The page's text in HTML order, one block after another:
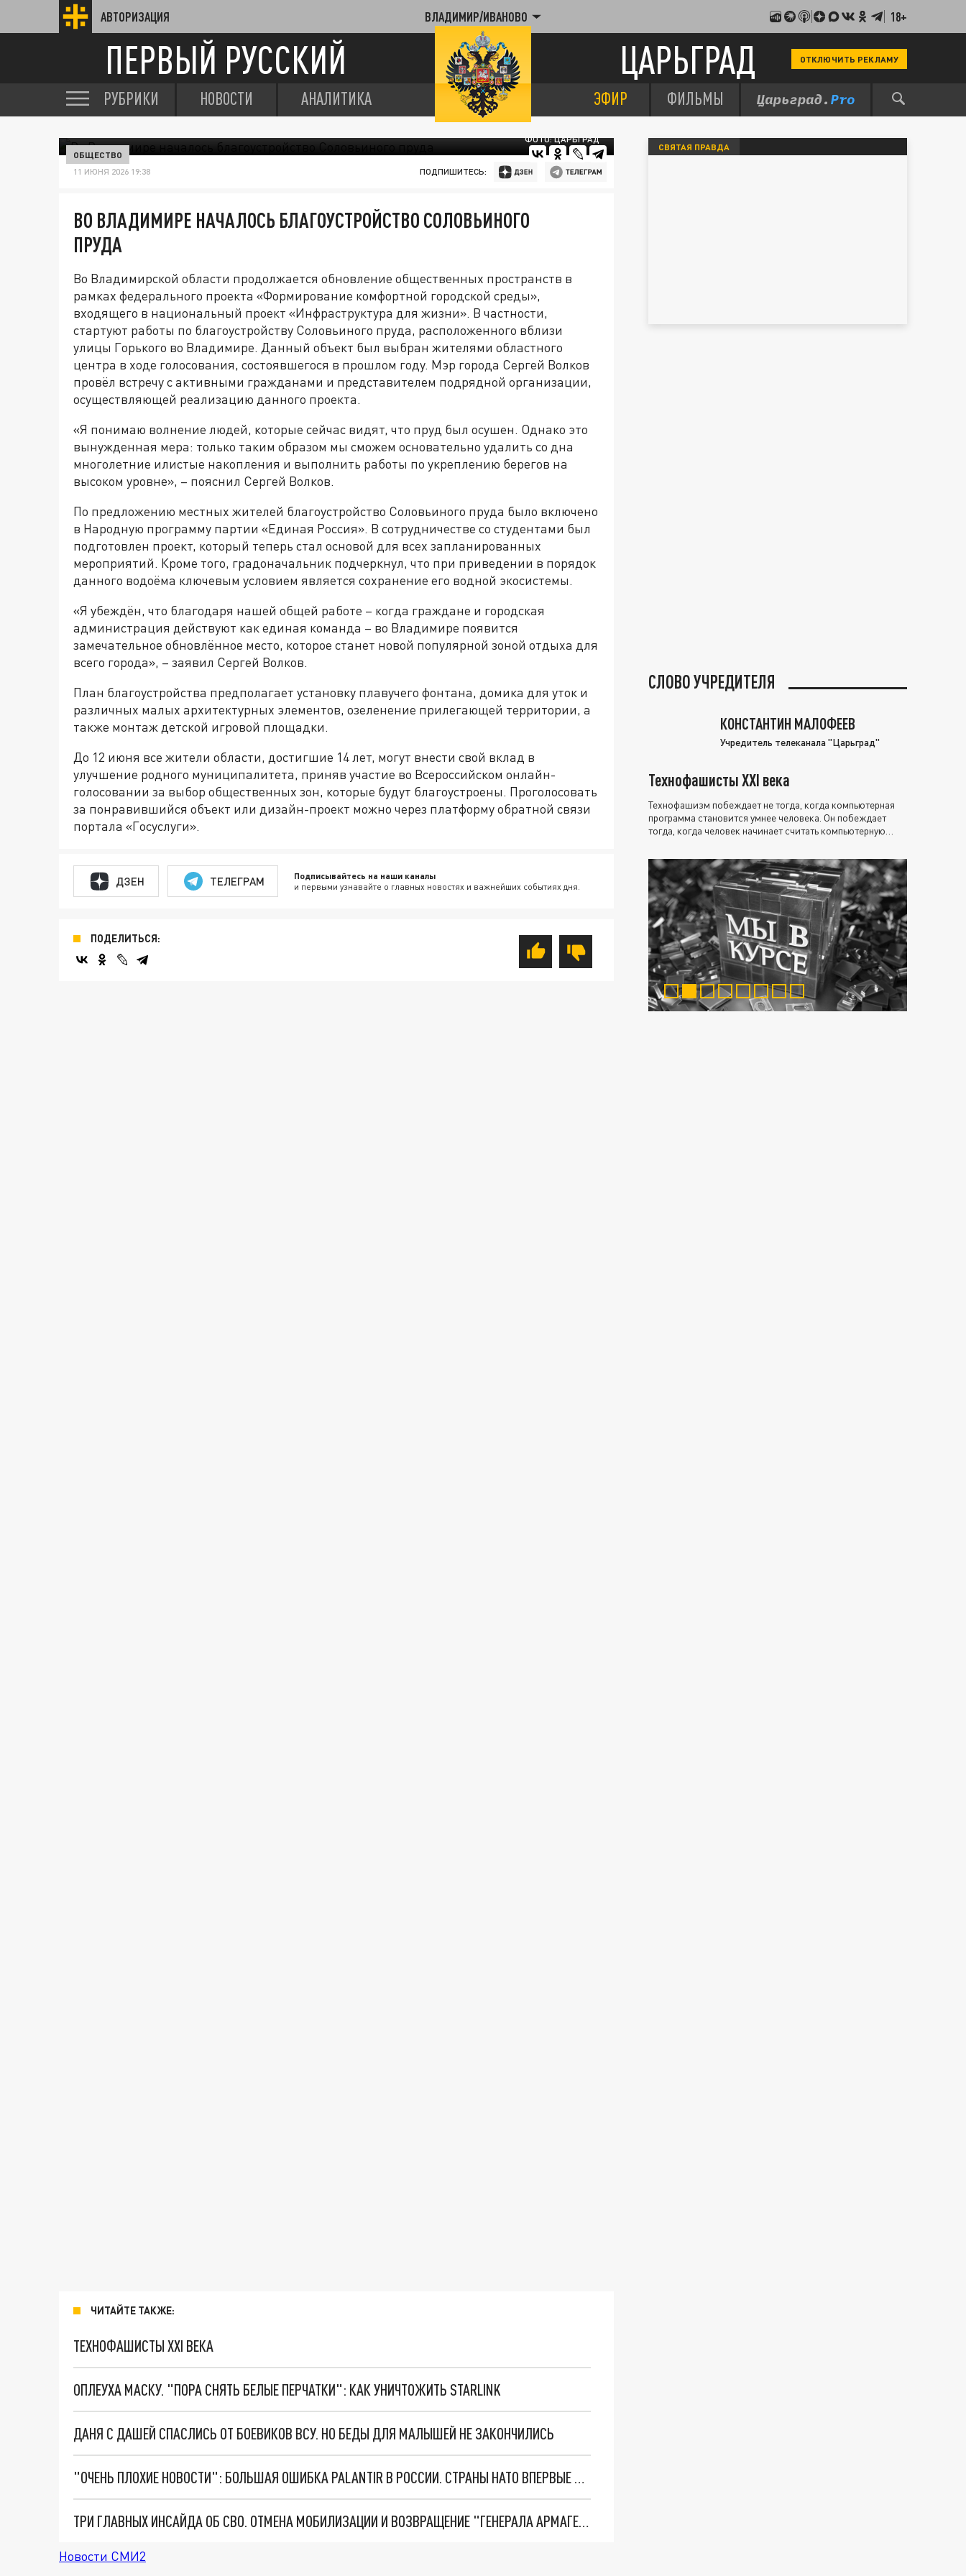
АВТОРИЗАЦИЯ ВЛАДИМИР/ИВАНОВО 18+
ПЕРВЫЙ РУССКИЙ ЦАРЬГРАД ОТКЛЮЧИТЬ РЕКЛАМУ
РУБРИКИ НОВОСТИ АНАЛИТИКА ЭФИР ФИЛЬМЫ
ФОТО: ЦАРЬГРАД
ОБЩЕСТВО
11 ИЮНЯ 2026 19:38 ПОДПИШИТЕСЬ:
ВО ВЛАДИМИРЕ НАЧАЛОСЬ БЛАГОУСТРОЙСТВО СОЛОВЬИНОГО
ПРУДА
Во Владимирской области продолжается обновление общественных пространств в
рамках федерального проекта «Формирование комфортной городской среды»,
входящего в национальный проект «Инфраструктура для жизни». В частности,
стартуют работы по благоустройству Соловьиного пруда, расположенного вблизи
улицы Горького во Владимире. Данный объект был выбран жителями областного
центра в ходе голосования, состоявшегося в прошлом году. Мэр города Сергей Волков
провёл встречу с активными гражданами и представителем подрядной организации,
осуществляющей реализацию данного проекта.
«Я понимаю волнение людей, которые сейчас видят, что пруд был осушен. Однако это
вынужденная мера: только таким образом мы сможем основательно удалить со дна
многолетние илистые накопления и выполнить работы по укреплению берегов на
высоком уровне», – пояснил Сергей Волков.
По предложению местных жителей благоустройство Соловьиного пруда было включено
в Народную программу партии «Единая Россия». В сотрудничестве со студентами был
подготовлен проект, который теперь стал основой для всех запланированных
мероприятий. Кроме того, градоначальник подчеркнул, что при приведении в порядок
данного водоёма ключевым условием является сохранение его водной экосистемы.
«Я убеждён, что благодаря нашей общей работе – когда граждане и городская
администрация действуют как единая команда – во Владимире появится
замечательное обновлённое место, которое станет новой популярной зоной отдыха для
всего города», – заявил Сергей Волков.
План благоустройства предполагает установку плавучего фонтана, домика для уток и
различных малых архитектурных элементов, озеленение прилегающей территории, а
также монтаж детской игровой площадки.
До 12 июня все жители области, достигшие 14 лет, могут внести свой вклад в
улучшение родного муниципалитета, приняв участие во Всероссийском онлайн-
голосовании за выбор общественных зон, которые будут благоустроены. Проголосовать
за понравившийся объект или дизайн-проект можно через платформу обратной связи
портала «Госуслуги».
ДЗЕН ТЕЛЕГРАМ Подписывайтесь на наши каналы
и первыми узнавайте о главных новостях и важнейших событиях дня.
ПОДЕЛИТЬСЯ:
ЧИТАЙТЕ ТАКЖЕ:
ТЕХНОФАШИСТЫ XXI ВЕКА
ОПЛЕУХА МАСКУ. "ПОРА СНЯТЬ БЕЛЫЕ ПЕРЧАТКИ": КАК УНИЧТОЖИТЬ STARLINK
ДАНЯ С ДАШЕЙ СПАСЛИСЬ ОТ БОЕВИКОВ ВСУ. НО БЕДЫ ДЛЯ МАЛЫШЕЙ НЕ ЗАКОНЧИЛИСЬ
"ОЧЕНЬ ПЛОХИЕ НОВОСТИ": БОЛЬШАЯ ОШИБКА PALANTIR В РОССИИ. СТРАНЫ НАТО ВПЕРВЫЕ ЗА СВО ОСТАНОВИЛИ ПОСТАВКИ ОРУЖИЯ. ВСУ ТЕРЯЮТ ПРИГРАНИЧЬЕ?
ТРИ ГЛАВНЫХ ИНСАЙДА ОБ СВО. ОТМЕНА МОБИЛИЗАЦИИ И ВОЗВРАЩЕНИЕ "ГЕНЕРАЛА АРМАГЕДДОНА"? ОТЛИЧНЫЕ НОВОСТИ, КОТОРЫЕ ЖДАЛИ ВСЕ
Новости СМИ2
СВЯТАЯ ПРАВДА
СЛОВО УЧРЕДИТЕЛЯ
КОНСТАНТИН МАЛОФЕЕВ
Учредитель телеканала "Царьград"
Технофашисты XXI века
Технофашизм побеждает не тогда, когда компьютерная
программа становится умнее человека. Он побеждает
тогда, когда человек начинает считать компьютерную